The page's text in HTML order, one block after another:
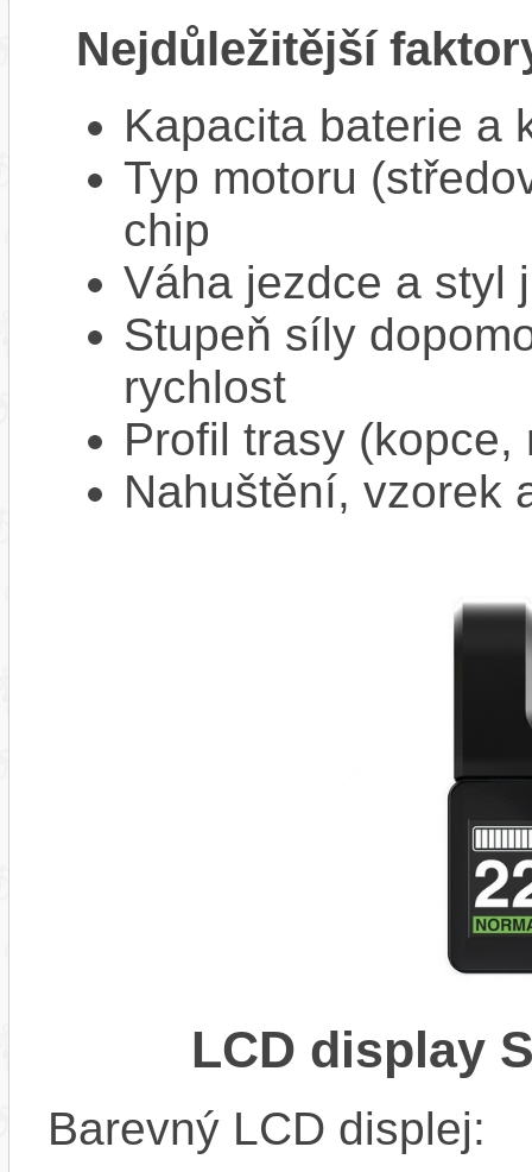
Nejdůležitější
Kapacita baterie a
Typ motoru
chip
Váha jezdce a styl
Stupeň síly
rychlost
Profil trasy
Nahuštění, vzorek
LCD display
Barevný LCD displej: